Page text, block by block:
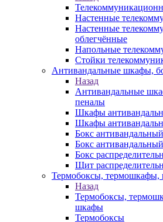
Настенные
Настенные
облегчённые
Напольные
Стойки
Антивандальные шкафы,
Назад
Антивандальные
пеналы
Шкафы
Шкафы
Бокс антивандальный
Бокс
Бокс
Щит
Термобоксы, термошкафы,
Назад
Термобоксы,
шкафы
Термобоксы